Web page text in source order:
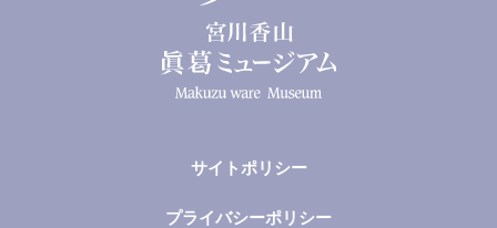
サイトポリシー
プライバシーポリシー